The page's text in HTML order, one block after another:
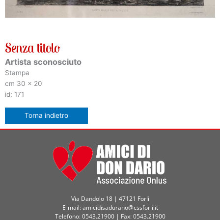
Senza titolo
Artista sconosciuto
Stampa
cm 30 x 20
id: 171
Via Dandolo 18 | 47121 Forlì
E-mail: amicidisadurano@cssforli.it
Telefono: 0543.21900 | Fax: 0543.21900